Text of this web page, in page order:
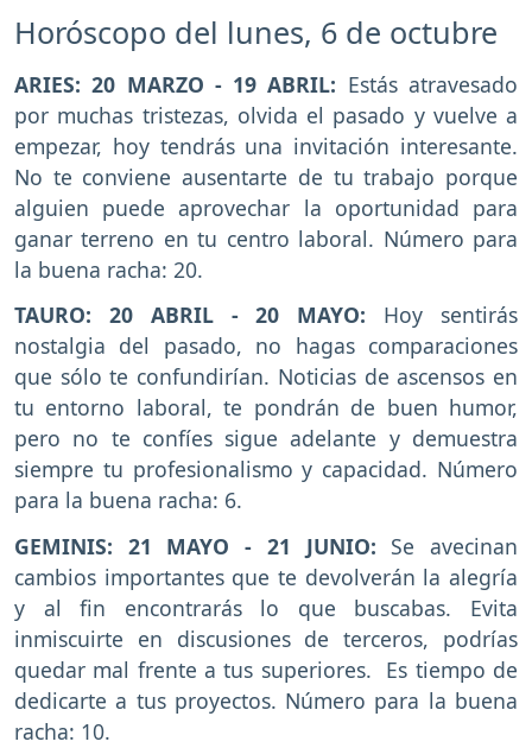
Horóscopo del lunes, 6 de octubre
ARIES: 20 MARZO - 19 ABRIL: Estás atravesado
por muchas tristezas, olvida el pasado y vuelve a
empezar, hoy tendrás una invitación interesante.
No te conviene ausentarte de tu trabajo porque
alguien puede aprovechar la oportunidad para
ganar terreno en tu centro laboral. Número para
la buena racha: 20.
TAURO: 20 ABRIL - 20 MAYO: Hoy sentirás
nostalgia del pasado, no hagas comparaciones
que sólo te confundirían. Noticias de ascensos en
tu entorno laboral, te pondrán de buen humor,
pero no te confíes sigue adelante y demuestra
siempre tu profesionalismo y capacidad. Número
para la buena racha: 6.
GEMINIS: 21 MAYO - 21 JUNIO: Se avecinan
cambios importantes que te devolverán la alegría
y al fin encontrarás lo que buscabas. Evita
inmiscuirte en discusiones de terceros, podrías
quedar mal frente a tus superiores. Es tiempo de
dedicarte a tus proyectos. Número para la buena
racha: 10.